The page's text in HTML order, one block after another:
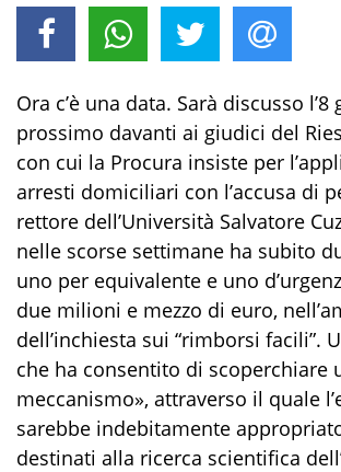
Ora c’è una data. Sarà discusso l’8
prossimo davanti ai giudici del
con cui la Procura insiste per
arresti domiciliari con l’accusa di
rettore dell’Università Salvatore
nelle scorse settimane ha subito
uno per equivalente e uno
due milioni e mezzo di euro,
dell’inchiesta sui “rimborsi facili”.
che ha consentito di scoperchiare
meccanismo», attraverso il quale
sarebbe indebitamente
destinati alla ricerca scientifica